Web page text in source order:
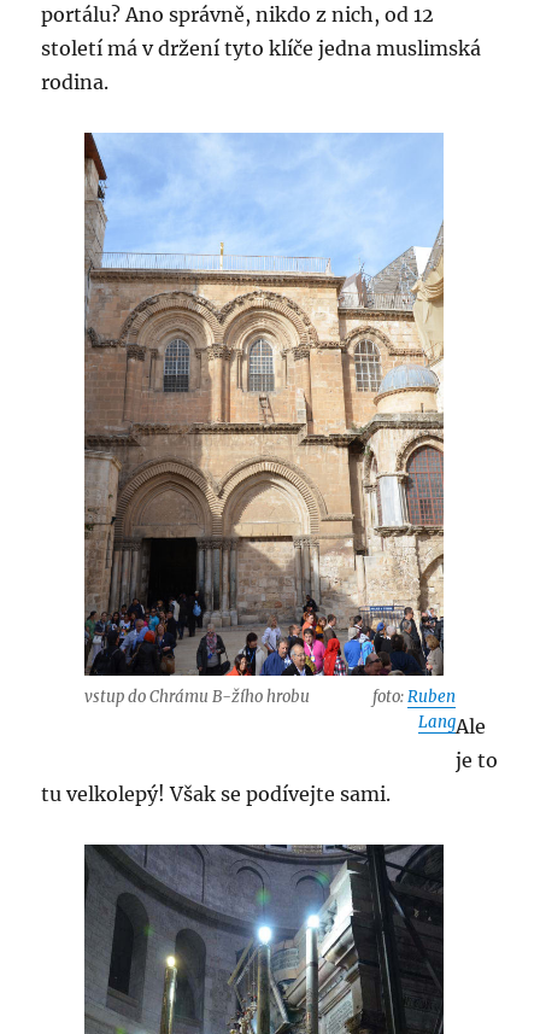
portálu? Ano správně, nikdo z nich, od 12
století má v držení tyto klíče jedna muslimská
rodina.
vstup do Chrámu B-žího hrobu foto:Ruben
LangAle
je to
tu velkolepý! Však se podívejte sami.